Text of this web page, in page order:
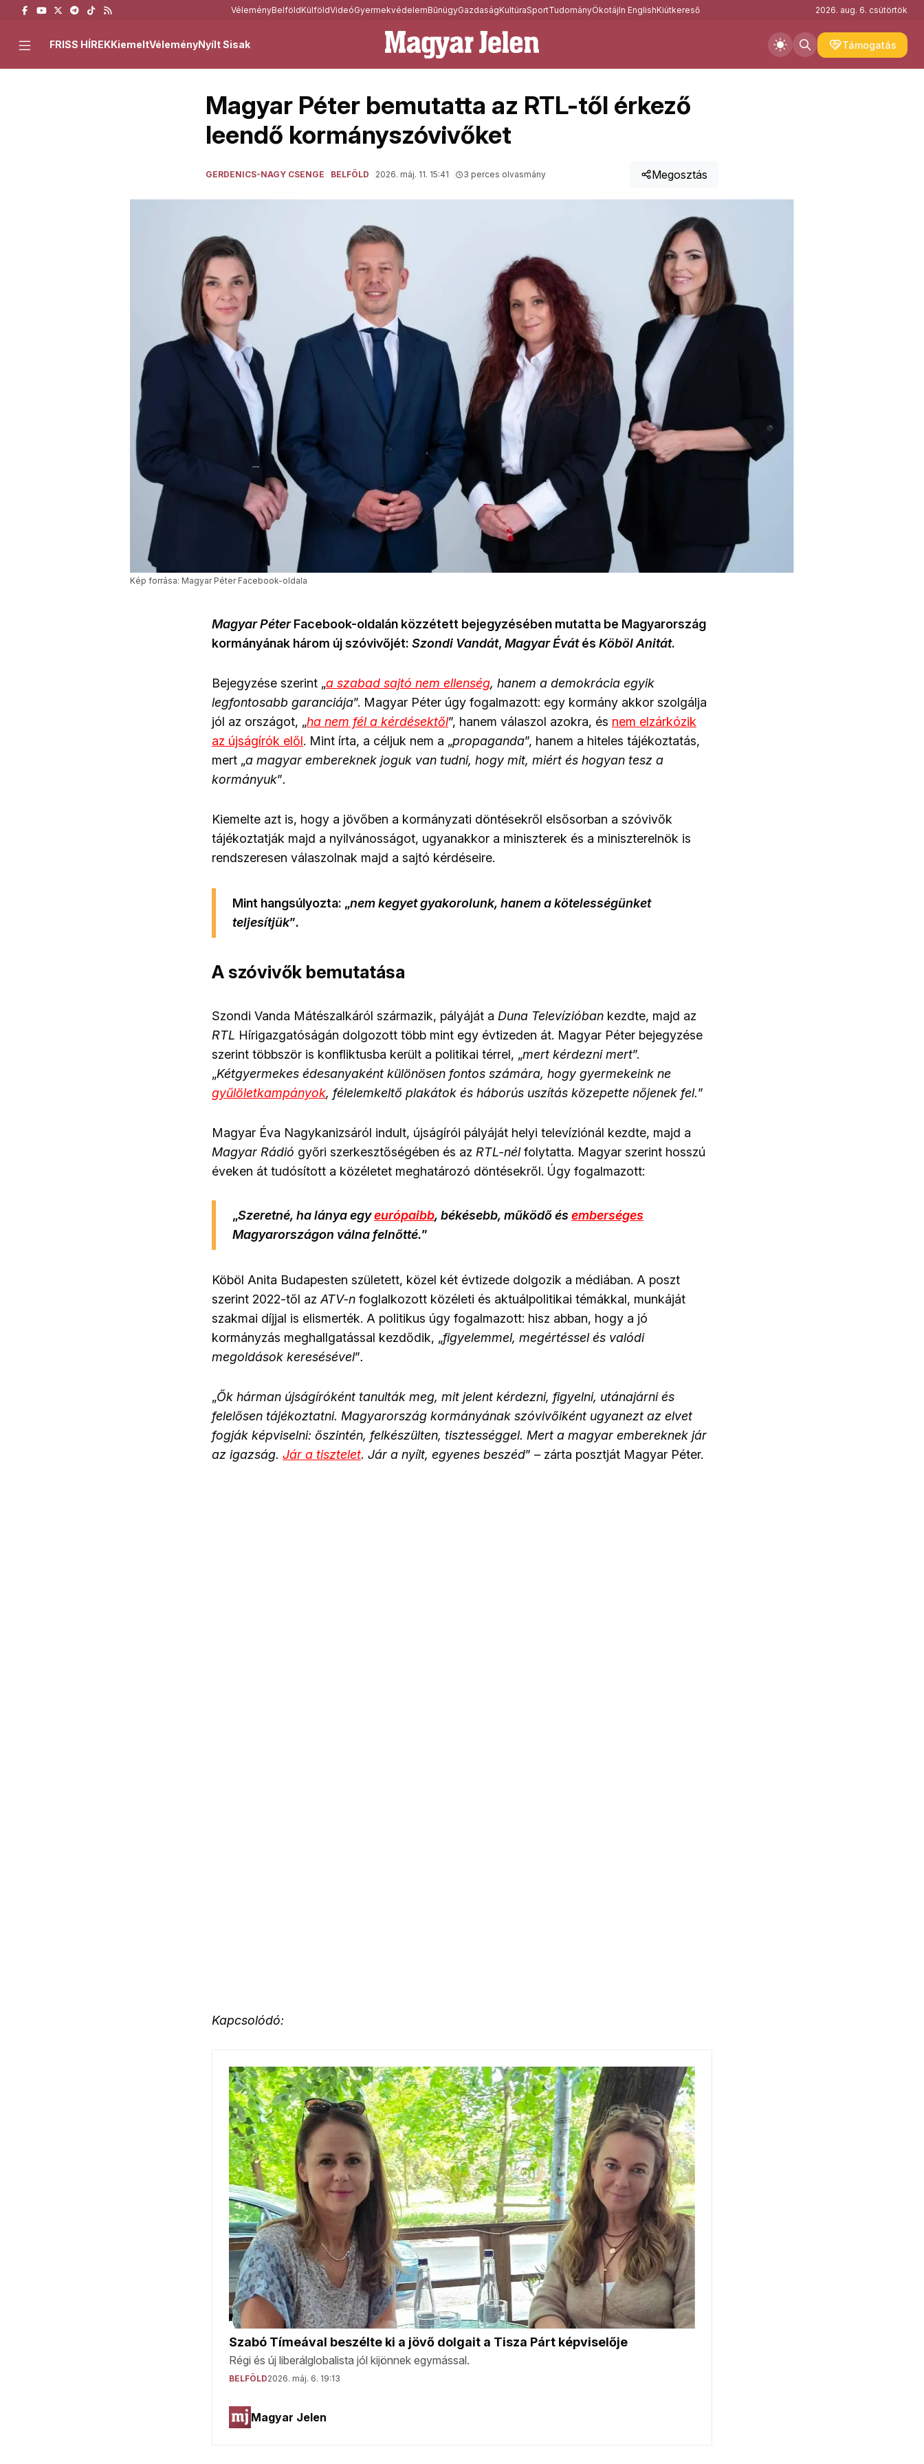
VéleményBelföldKülföldVideóGyermekvédelemBűnügyGazdaságKultúraSportTudományÖkotájIn EnglishKiútkereső 2026. aug. 6. csütörtök
Támogatás
FRISS HÍREKKiemeltVéleményNyílt Sisak
Magyar Péter bemutatta az RTL-től érkező
leendő kormányszóvivőket
GERDENICS-NAGY CSENGE BELFÖLD 2026. máj. 11. 15:41 3 perces olvasmány Megosztás
Kép forrása: Magyar Péter Facebook-oldala
Magyar PéterFacebook-oldalán közzétett bejegyzésében mutatta be Magyarország
kormányának három új szóvivőjét: Szondi Vandát, Magyar Évátés Köböl Anitát.
Bejegyzése szerint „a szabad sajtó nem ellenség, hanem a demokrácia egyik
legfontosabb garanciája”. Magyar Péter úgy fogalmazott: egy kormány akkor szolgálja
jól az országot, „ha nem fél a kérdésektől”, hanem válaszol azokra, és nem elzárkózik
az újságírók elől. Mint írta, a céljuk nem a „propaganda”, hanem a hiteles tájékoztatás,
mert „a magyar embereknek joguk van tudni, hogy mit, miért és hogyan tesz a
kormányuk”.
Kiemelte azt is, hogy a jövőben a kormányzati döntésekről elsősorban a szóvivők
tájékoztatják majd a nyilvánosságot, ugyanakkor a miniszterek és a miniszterelnök is
rendszeresen válaszolnak majd a sajtó kérdéseire.
Mint hangsúlyozta: „nem kegyet gyakorolunk, hanem a kötelességünket
teljesítjük”.
A szóvivők bemutatása
Szondi Vanda Mátészalkáról származik, pályáját a Duna Televízióban kezdte, majd az
RTL Hírigazgatóságán dolgozott több mint egy évtizeden át. Magyar Péter bejegyzése
szerint többször is konfliktusba került a politikai térrel, „mert kérdezni mert”.
„Kétgyermekes édesanyaként különösen fontos számára, hogy gyermekeink ne
gyűlöletkampányok, félelemkeltő plakátok és háborús uszítás közepette nőjenek fel.”
Magyar Éva Nagykanizsáról indult, újságírói pályáját helyi televíziónál kezdte, majd a
Magyar Rádió győri szerkesztőségében és az RTL-nélfolytatta. Magyar szerint hosszú
éveken át tudósított a közéletet meghatározó döntésekről. Úgy fogalmazott:
„Szeretné, ha lánya egyeurópaibb, békésebb, működő és emberséges
Magyarországon válna felnőtté.”
Köböl Anita Budapesten született, közel két évtizede dolgozik a médiában. A poszt
szerint 2022-től az ATV-n foglalkozott közéleti és aktuálpolitikai témákkal, munkáját
szakmai díjjal is elismerték. A politikus úgy fogalmazott: hisz abban, hogy a jó
kormányzás meghallgatással kezdődik, „figyelemmel, megértéssel és valódi
megoldások keresésével”.
„Ők hárman újságíróként tanulták meg, mit jelent kérdezni, figyelni, utánajárni és
felelősen tájékoztatni. Magyarország kormányának szóvivőiként ugyanezt az elvet
fogják képviselni: őszintén, felkészülten, tisztességgel. Mert a magyar embereknek jár
az igazság. Jár a tisztelet. Jár a nyílt, egyenes beszéd” –zárta posztját Magyar Péter.
Kapcsolódó: